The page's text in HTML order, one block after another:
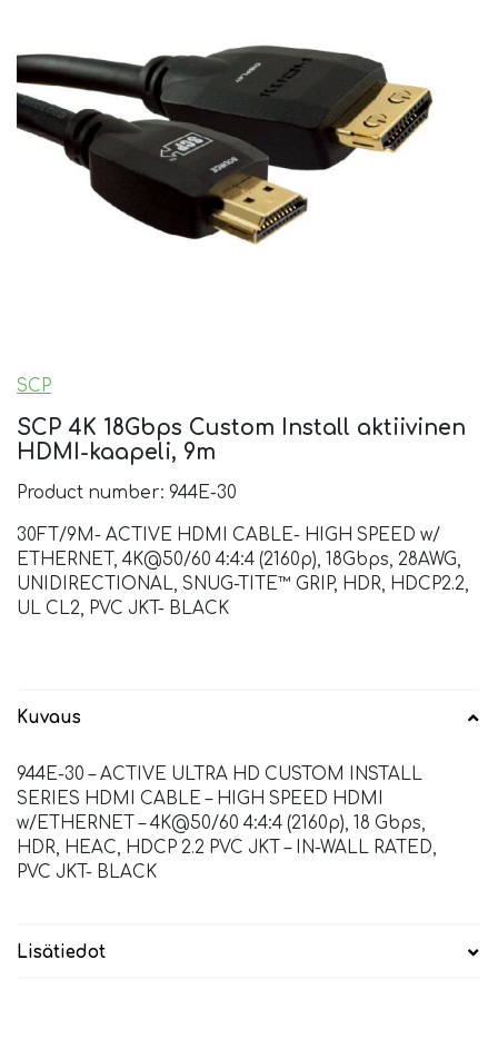
SCP
SCP 4K 18Gbps Custom Install aktiivinen
HDMI-kaapeli, 9m
Product number: 944E-30
30FT/9M- ACTIVE HDMI CABLE- HIGH SPEED w/
ETHERNET, 4K@50/60 4:4:4 (2160p), 18Gbps, 28AWG,
UNIDIRECTIONAL, SNUG-TITE™ GRIP, HDR, HDCP2.2,
UL CL2, PVC JKT- BLACK
Kuvaus
944E-30 – ACTIVE ULTRA HD CUSTOM INSTALL
SERIES HDMI CABLE – HIGH SPEED HDMI
w/ETHERNET – 4K@50/60 4:4:4 (2160p), 18 Gbps,
HDR, HEAC, HDCP 2.2 PVC JKT – IN-WALL RATED,
PVC JKT- BLACK
Lisätiedot